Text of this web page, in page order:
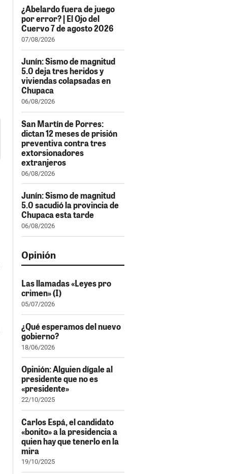
¿Abelardo fuera de juego
por error? | El Ojo del
Cuervo 7 de agosto 2026
07/08/2026
Junín: Sismo de magnitud
5.0 deja tres heridos y
viviendas colapsadas en
Chupaca
06/08/2026
San Martín de Porres:
dictan 12 meses de prisión
preventiva contra tres
extorsionadores
extranjeros
06/08/2026
Junín: Sismo de magnitud
5.0 sacudió la provincia de
Chupaca esta tarde
06/08/2026
Opinión
Las llamadas «Leyes pro
crimen» (I)
05/07/2026
¿Qué esperamos del nuevo
gobierno?
18/06/2026
Opinión: Alguien dígale al
presidente que no es
«presidente»
22/10/2025
Carlos Espá, el candidato
«bonito» a la presidencia a
quien hay que tenerlo en la
mira
19/10/2025